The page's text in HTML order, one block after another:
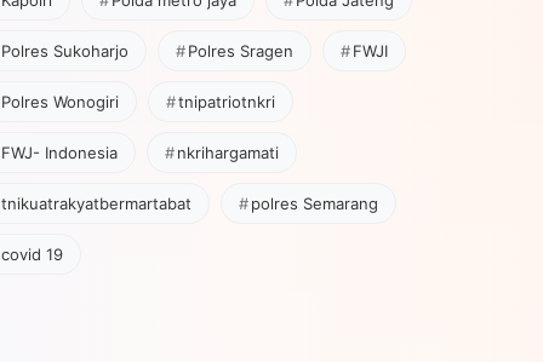
Polres Sukoharjo Polres Sragen FWJI
Polres Wonogiri tnipatriotnkri
FWJ- Indonesia nkrihargamati
tnikuatrakyatbermartabat polres Semarang
covid 19